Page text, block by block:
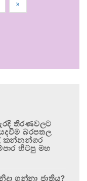
»
තීරණවලට
බරපතල
කන්නන්ගර
හිටපු මහ
ගන්නා ජාතිය?